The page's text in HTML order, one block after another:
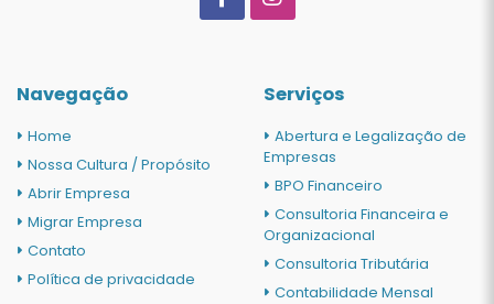
Navegação
Home
Nossa Cultura / Propósito
Abrir Empresa
Migrar Empresa
Contato
Política de privacidade
Serviços
Abertura e Legalização de
Empresas
BPO Financeiro
Consultoria Financeira e
Organizacional
Consultoria Tributária
Contabilidade Mensal